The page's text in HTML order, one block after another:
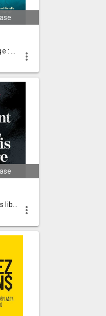
more_vert
more_vert